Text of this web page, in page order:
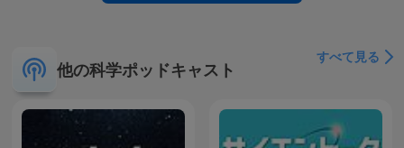
他の科学ポッドキャスト
すべて見る